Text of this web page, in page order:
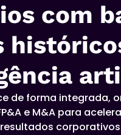
com
de forma integrada,
e M&A para